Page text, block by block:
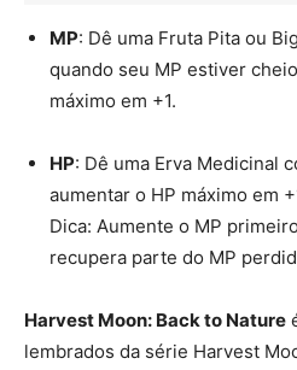
MP: Dê uma Fruta Pita ou
quando seu MP estiver
máximo em +1.
HP: Dê uma Erva Medicinal
aumentar o HP máximo em
Dica: Aumente o MP
recupera parte do MP
Harvest Moon: Back to Nature
lembrados da série Harvest